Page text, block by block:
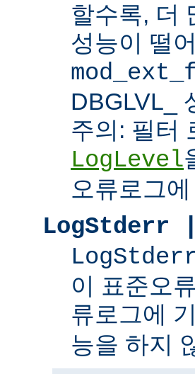
할수록, 더
성능이 떨
DBGLVL_
주의: 필터
LogLevel
오류로그
LogStderr
이 표준오
류로그에
능을 하지